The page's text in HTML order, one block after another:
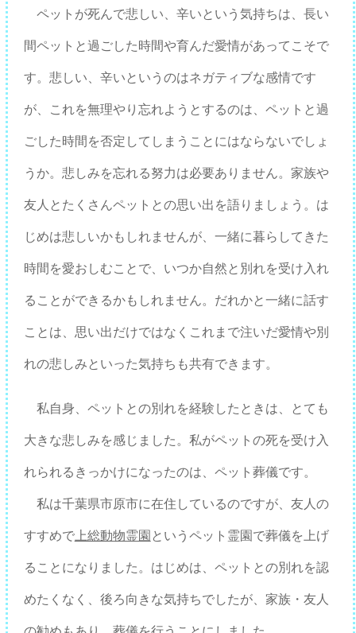
ペットが死んで悲しい、辛いという気持ちは、長い
間ペットと過ごした時間や育んだ愛情があってこそで
す。悲しい、辛いというのはネガティブな感情です
が、これを無理やり忘れようとするのは、ペットと過
ごした時間を否定してしまうことにはならないでしょ
うか。悲しみを忘れる努力は必要ありません。家族や
友人とたくさんペットとの思い出を語りましょう。は
じめは悲しいかもしれませんが、一緒に暮らしてきた
時間を愛おしむことで、いつか自然と別れを受け入れ
ることができるかもしれません。だれかと一緒に話す
ことは、思い出だけではなくこれまで注いだ愛情や別
れの悲しみといった気持ちも共有できます。
私自身、ペットとの別れを経験したときは、とても
大きな悲しみを感じました。私がペットの死を受け入
れられるきっかけになったのは、ペット葬儀です。
私は千葉県市原市に在住しているのですが、友人の
すすめで上総動物霊園 というペット霊園で葬儀を上げ
ることになりました。はじめは、ペットとの別れを認
めたくなく、後ろ向きな気持ちでしたが、家族・友人